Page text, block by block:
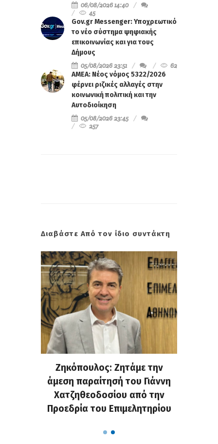
06/08/2026 14:40
45
Gov.gr Messenger: Υποχρεωτικό
το νέο σύστημα ψηφιακής
επικοινωνίας και για τους
Δήμους
05/08/2026 23:51
62
ΑΜΕΑ: Νέος νόμος 5322/2026
φέρνει ριζικές αλλαγές στην
κοινωνική πολιτική και την
Αυτοδιοίκηση
05/08/2026 23:45
257
Διαβάστε Από τον ίδιο συντάκτη
Ζηκόπουλος: Ζητάμε την
άμεση παραίτησή του Γιάννη
Χατζηθεοδοσίου από την
Προεδρία του Επιμελητηρίου